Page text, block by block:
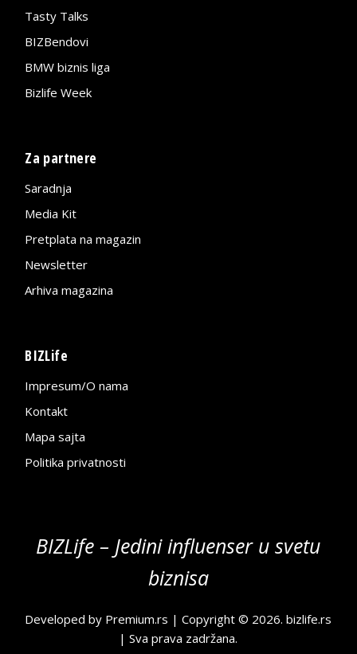
Tasty Talks
BIZBendovi
BMW biznis liga
Bizlife Week
Za partnere
Saradnja
Media Kit
Pretplata na magazin
Newsletter
Arhiva magazina
BIZLife
Impresum/O nama
Kontakt
Mapa sajta
Politika privatnosti
BIZLife – Jedini influenser u svetu
biznisa
Developed by Premium.rs | Copyright © 2026.bizlife.rs
| Sva prava zadržana.